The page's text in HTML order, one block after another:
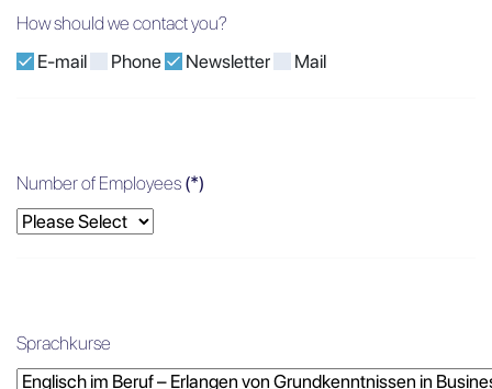
How should we contact you?
E-mail
Phone Newsletter Mail
Number of Employees (*)
Sprachkurse